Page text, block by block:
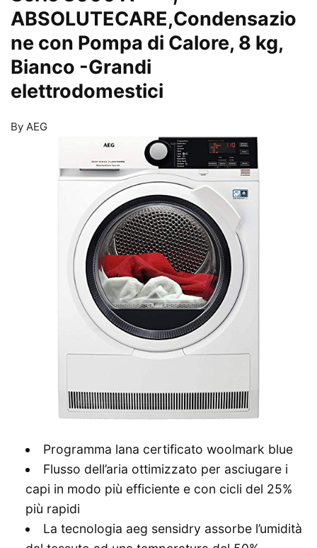
ABSOLUTECARE,Condensazio
ne con Pompa di Calore, 8 kg,
Bianco -Grandi
elettrodomestici
By AEG
Programma lana certificato woolmark blue
Flusso dell’aria ottimizzato per asciugare i
capi in modo più efficiente e con cicli del 25%
più rapidi
La tecnologia aeg sensidry assorbe l’umidità